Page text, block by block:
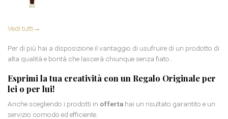
Vedi tutti→
Per di più hai a disposizione il vantaggio di usufruire di un prodotto di
alta qualità e bontà che lascerà chiunque senza fiato..
Esprimi la tua creatività con un Regalo Originale per
lei o per lui!
Anche scegliendo i prodotti in offerta hai un risultato garantito e un
servizio comodo ed efficiente.